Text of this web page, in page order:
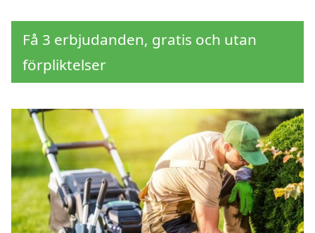
Få 3 erbjudanden, gratis och utan
förpliktelser